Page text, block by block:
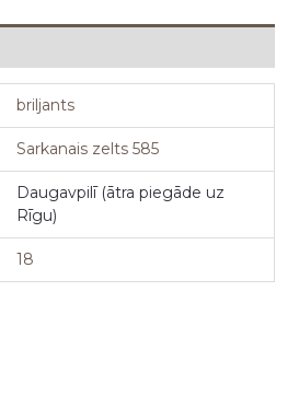
briljants
Sarkanais zelts 585
Daugavpilī (ātra piegāde uz
Rīgu)
18